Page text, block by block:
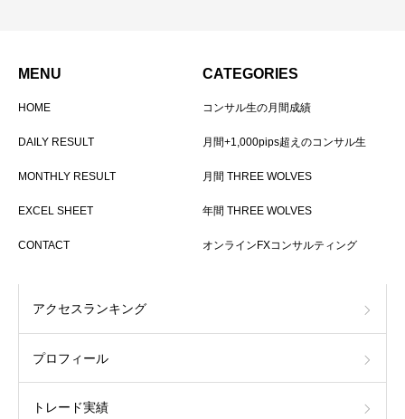
MENU
HOME
DAILY RESULT
MONTHLY RESULT
EXCEL SHEET
CONTACT
CATEGORIES
コンサル生の月間成績
月間+1,000pips超えのコンサル生
月間 THREE WOLVES
年間 THREE WOLVES
オンラインFXコンサルティング
アクセスランキング
プロフィール
トレード実績